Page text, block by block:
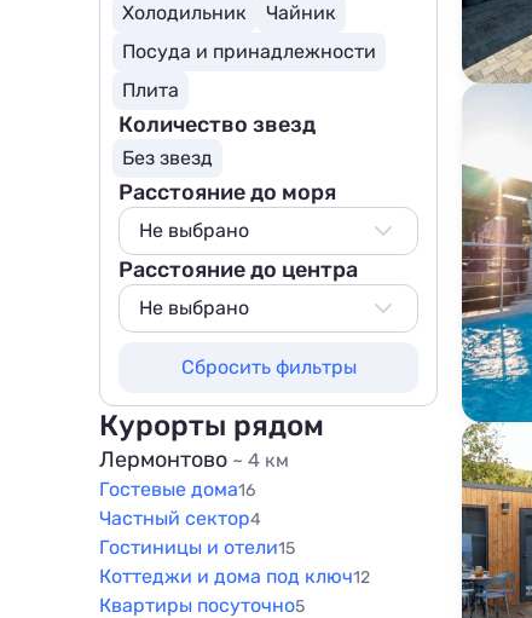
Холодильник
Чайник
Посуда и принадлежности
Плита
Количество звезд
Без звезд
Расстояние до моря
Не выбрано
Не выбрано
100 м
500 м
800 м
1000 м
1500 м
Расстояние до центра
Не выбрано
500 м
800 м
1000 м
1500 м
Сбросить фильтры
Курорты рядом
Лермонтово ~ 4 км
Гостевые дома16
Частный сектор4
Гостиницы и отели15
Коттеджи и дома под ключ12
Квартиры посуточно5